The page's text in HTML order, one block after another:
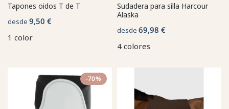
Tapones oidos T de T
desde 9,50 €
1 color
Sudadera para silla Harcour
Alaska
desde 69,98 €
4 colores
-70%